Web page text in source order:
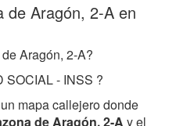
de Aragón, 2-A en
Aragón, 2-A?
SOCIAL - INSS ?
mapa callejero donde
de Aragón, 2-A y el